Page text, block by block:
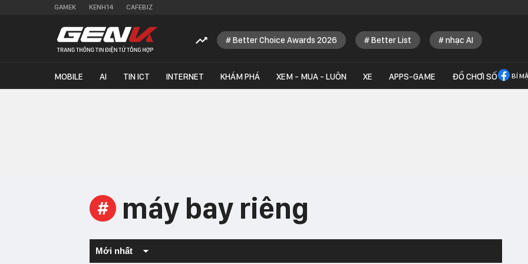
GAMEK KENH14 CAFEBIZ
Better Choice Awards 2026 Better List nhạc AI
MOBILE AI TIN ICT INTERNET KHÁM PHÁ XEM - MUA - LUÔN XE APPS-GAME ĐỒ CHƠI SỐ BÍ
# máy bay riêng
Mới nhất